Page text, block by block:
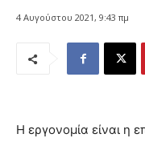
4 Αυγούστου 2021, 9:43 πμ
Η εργονομία είναι η